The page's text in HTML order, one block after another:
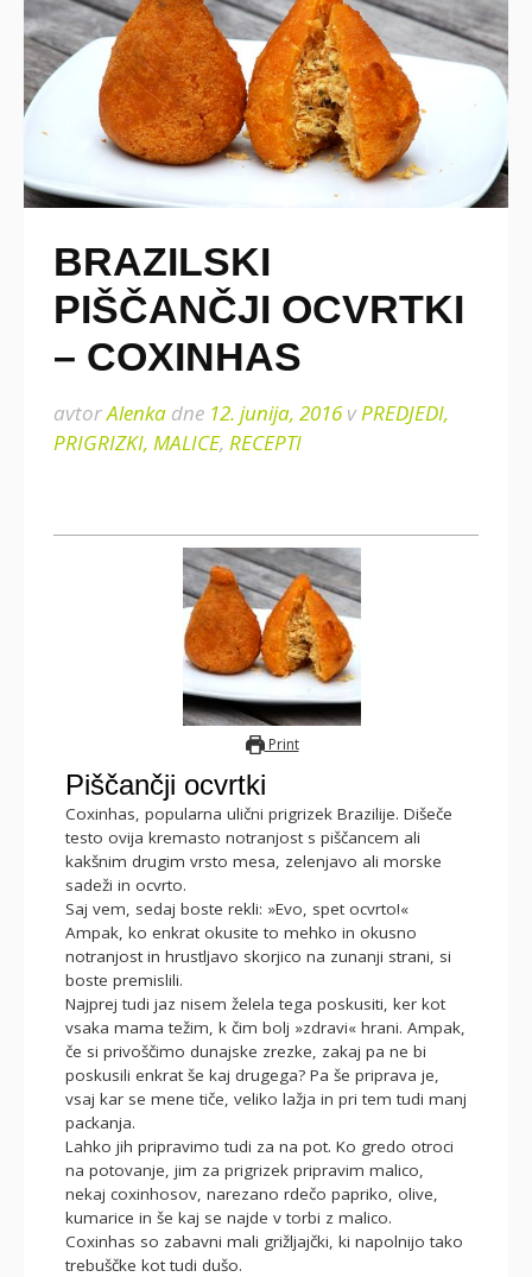
BRAZILSKI
PIŠČANČJI OCVRTKI
– COXINHAS
avtorAlenka dne 12. junija, 2016vPREDJEDI,
PRIGRIZKI, MALICE, RECEPTI
Print
Piščančji ocvrtki
Coxinhas, popularna ulični prigrizek Brazilije. Dišeče
testo ovija kremasto notranjost s piščancem ali
kakšnim drugim vrsto mesa, zelenjavo ali morske
sadeži in ocvrto.
Saj vem, sedaj boste rekli: »Evo, spet ocvrto!«
Ampak, ko enkrat okusite to mehko in okusno
notranjost in hrustljavo skorjico na zunanji strani, si
boste premislili.
Najprej tudi jaz nisem želela tega poskusiti, ker kot
vsaka mama težim, k čim bolj »zdravi« hrani. Ampak,
če si privoščimo dunajske zrezke, zakaj pa ne bi
poskusili enkrat še kaj drugega? Pa še priprava je,
vsaj kar se mene tiče, veliko lažja in pri tem tudi manj
packanja.
Lahko jih pripravimo tudi za na pot. Ko gredo otroci
na potovanje, jim za prigrizek pripravim malico,
nekaj coxinhosov, narezano rdečo papriko, olive,
kumarice in še kaj se najde v torbi z malico.
Coxinhas so zabavni mali grižljajčki, ki napolnijo tako
trebuščke kot tudi dušo.